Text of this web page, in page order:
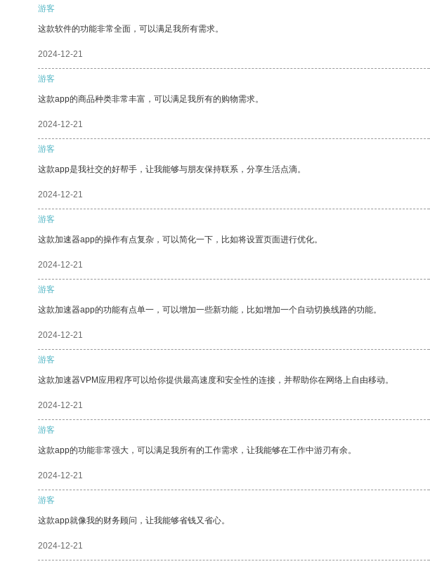
游客
这款软件的功能非常全面，可以满足我所有需求。
2024-12-21
游客
这款app的商品种类非常丰富，可以满足我所有的购物需求。
2024-12-21
游客
这款app是我社交的好帮手，让我能够与朋友保持联系，分享生活点滴。
2024-12-21
游客
这款加速器app的操作有点复杂，可以简化一下，比如将设置页面进行优化。
2024-12-21
游客
这款加速器app的功能有点单一，可以增加一些新功能，比如增加一个自动切换线路的功能。
2024-12-21
游客
这款加速器VPM应用程序可以给你提供最高速度和安全性的连接，并帮助你在网络上自由移动。
2024-12-21
游客
这款app的功能非常强大，可以满足我所有的工作需求，让我能够在工作中游刃有余。
2024-12-21
游客
这款app就像我的财务顾问，让我能够省钱又省心。
2024-12-21